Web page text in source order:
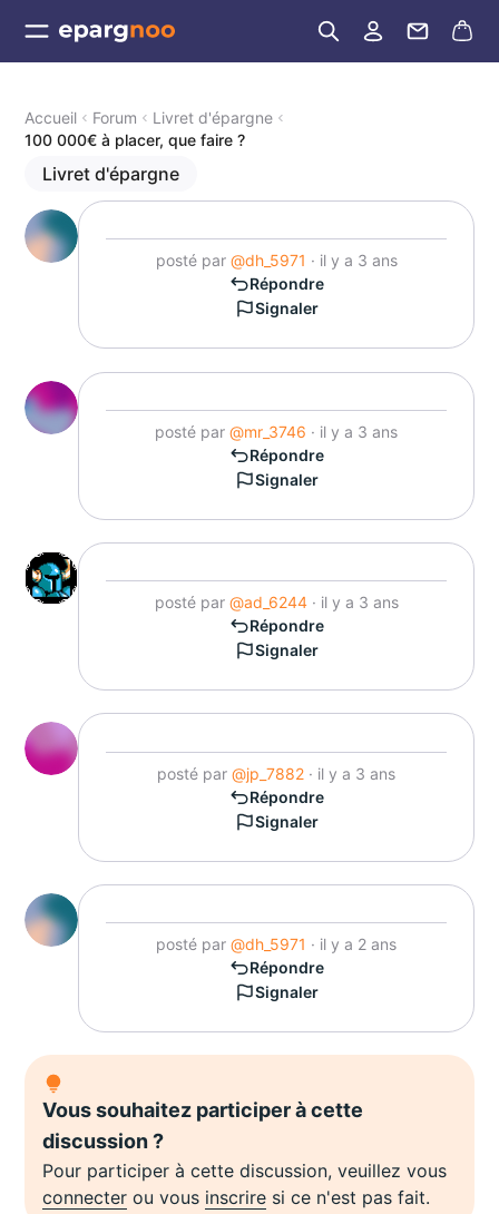
Accueil Forum
Livret d'épargne
100 000€ à placer, que faire ?
Livret d'épargne
posté par @dh_5971 · il y a 3 ans
Répondre
Signaler
posté par @mr_3746 · il y a 3 ans
Répondre
Signaler
posté par @ad_6244· il y a 3 ans
Répondre
Signaler
posté par @jp_7882 · il y a 3 ans
Répondre
Signaler
posté par @dh_5971 · il y a 2 ans
Répondre
Signaler
Vous souhaitez participer à cette
discussion ?
Pour participer à cette discussion, veuillez vous
connecter ou vous inscrire si ce n'est pas fait.